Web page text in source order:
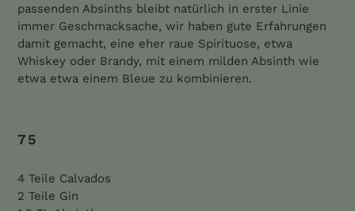
passenden Absinths bleibt natürlich in erster Linie
immer Geschmacksache, wir haben gute Erfahrungen
damit gemacht, eine eher raue Spirituose, etwa
Whiskey oder Brandy, mit einem milden Absinth wie
etwa etwa einem Bleue zu kombinieren.
75
4 Teile Calvados
2 Teile Gin